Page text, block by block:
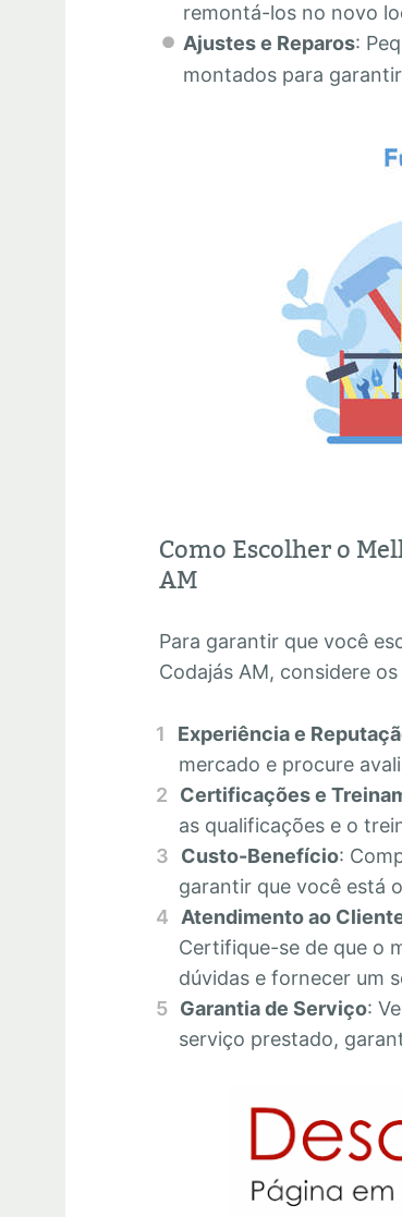
remontá-los no novo
Ajustes e Reparos:
montados para
Como Escolher o
AM
Para garantir que você
Codajás AM, considere
Experiência e
mercado e procure
Certificações e
as qualificações e o
Custo-Benefício:
garantir que você está
Atendimento ao
Certifique-se de que o
dúvidas e fornecer um
Garantia de Serviço:
serviço prestado,